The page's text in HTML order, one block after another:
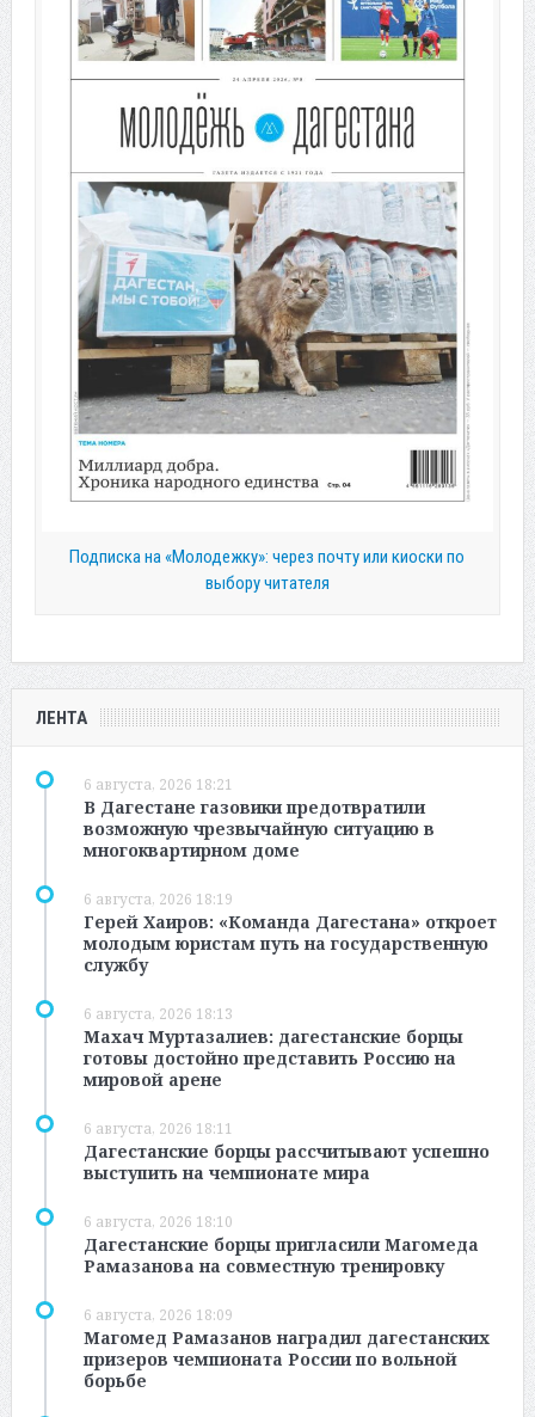
Подписка на «Молодежку»: через почту или киоски по
выбору читателя
ЛЕНТА
6 августа, 2026 18:21
В Дагестане газовики предотвратили
возможную чрезвычайную ситуацию в
многоквартирном доме
6 августа, 2026 18:19
Герей Хаиров: «Команда Дагестана» откроет
молодым юристам путь на государственную
службу
6 августа, 2026 18:13
Махач Муртазалиев: дагестанские борцы
готовы достойно представить Россию на
мировой арене
6 августа, 2026 18:11
Дагестанские борцы рассчитывают успешно
выступить на чемпионате мира
6 августа, 2026 18:10
Дагестанские борцы пригласили Магомеда
Рамазанова на совместную тренировку
6 августа, 2026 18:09
Магомед Рамазанов наградил дагестанских
призеров чемпионата России по вольной
борьбе